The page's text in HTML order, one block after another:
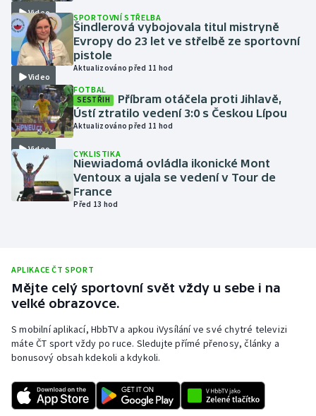
Lyže a snowboard
Moderní pětiboj
Motorsport
Olympijské hry
Parasport
Plavání
Plážový volejbal
Short track
Sportovní střelba
Video
Video
SPORTOVNÍ STŘELBA
Šindlerová vybojovala titul mistryně
Evropy do 23 let ve střelbě ze sportovní
pistole
Aktualizováno před 11 hod
Video
FOTBAL
SESTŘIH
Příbram otáčela proti Jihlavě,
Ústí ztratilo vedení 3:0 s Českou Lípou
Aktualizováno před 11 hod
CYKLISTIKA
Niewiadomá ovládla ikonické Mont
Ventoux a ujala se vedení v Tour de
France
Před 13 hod
APLIKACE ČT SPORT
Mějte celý sportovní svět vždy u sebe i na
velké obrazovce.
S mobilní aplikací, HbbTV a apkou iVysílání ve své chytré televizi
máte ČT sport vždy po ruce. Sledujte přímé přenosy, články a
bonusový obsah kdekoli a kdykoli.